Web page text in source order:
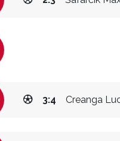
Creanga
3:4